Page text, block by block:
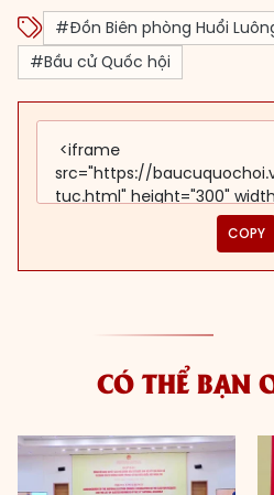
#Đồn Biên phòng Huổi
#Bầu cử Quốc hội
COPY
CÓ THỂ BẠN